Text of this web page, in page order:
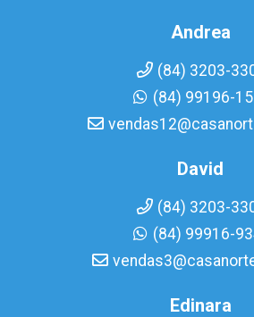
Andrea
(84) 3203-
(84) 99196-
David
(84) 3203-
(84) 99916-
Edinara